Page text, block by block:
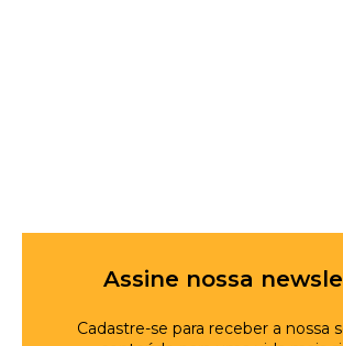
Assine nossa
Cadastre-se para receber a nossa